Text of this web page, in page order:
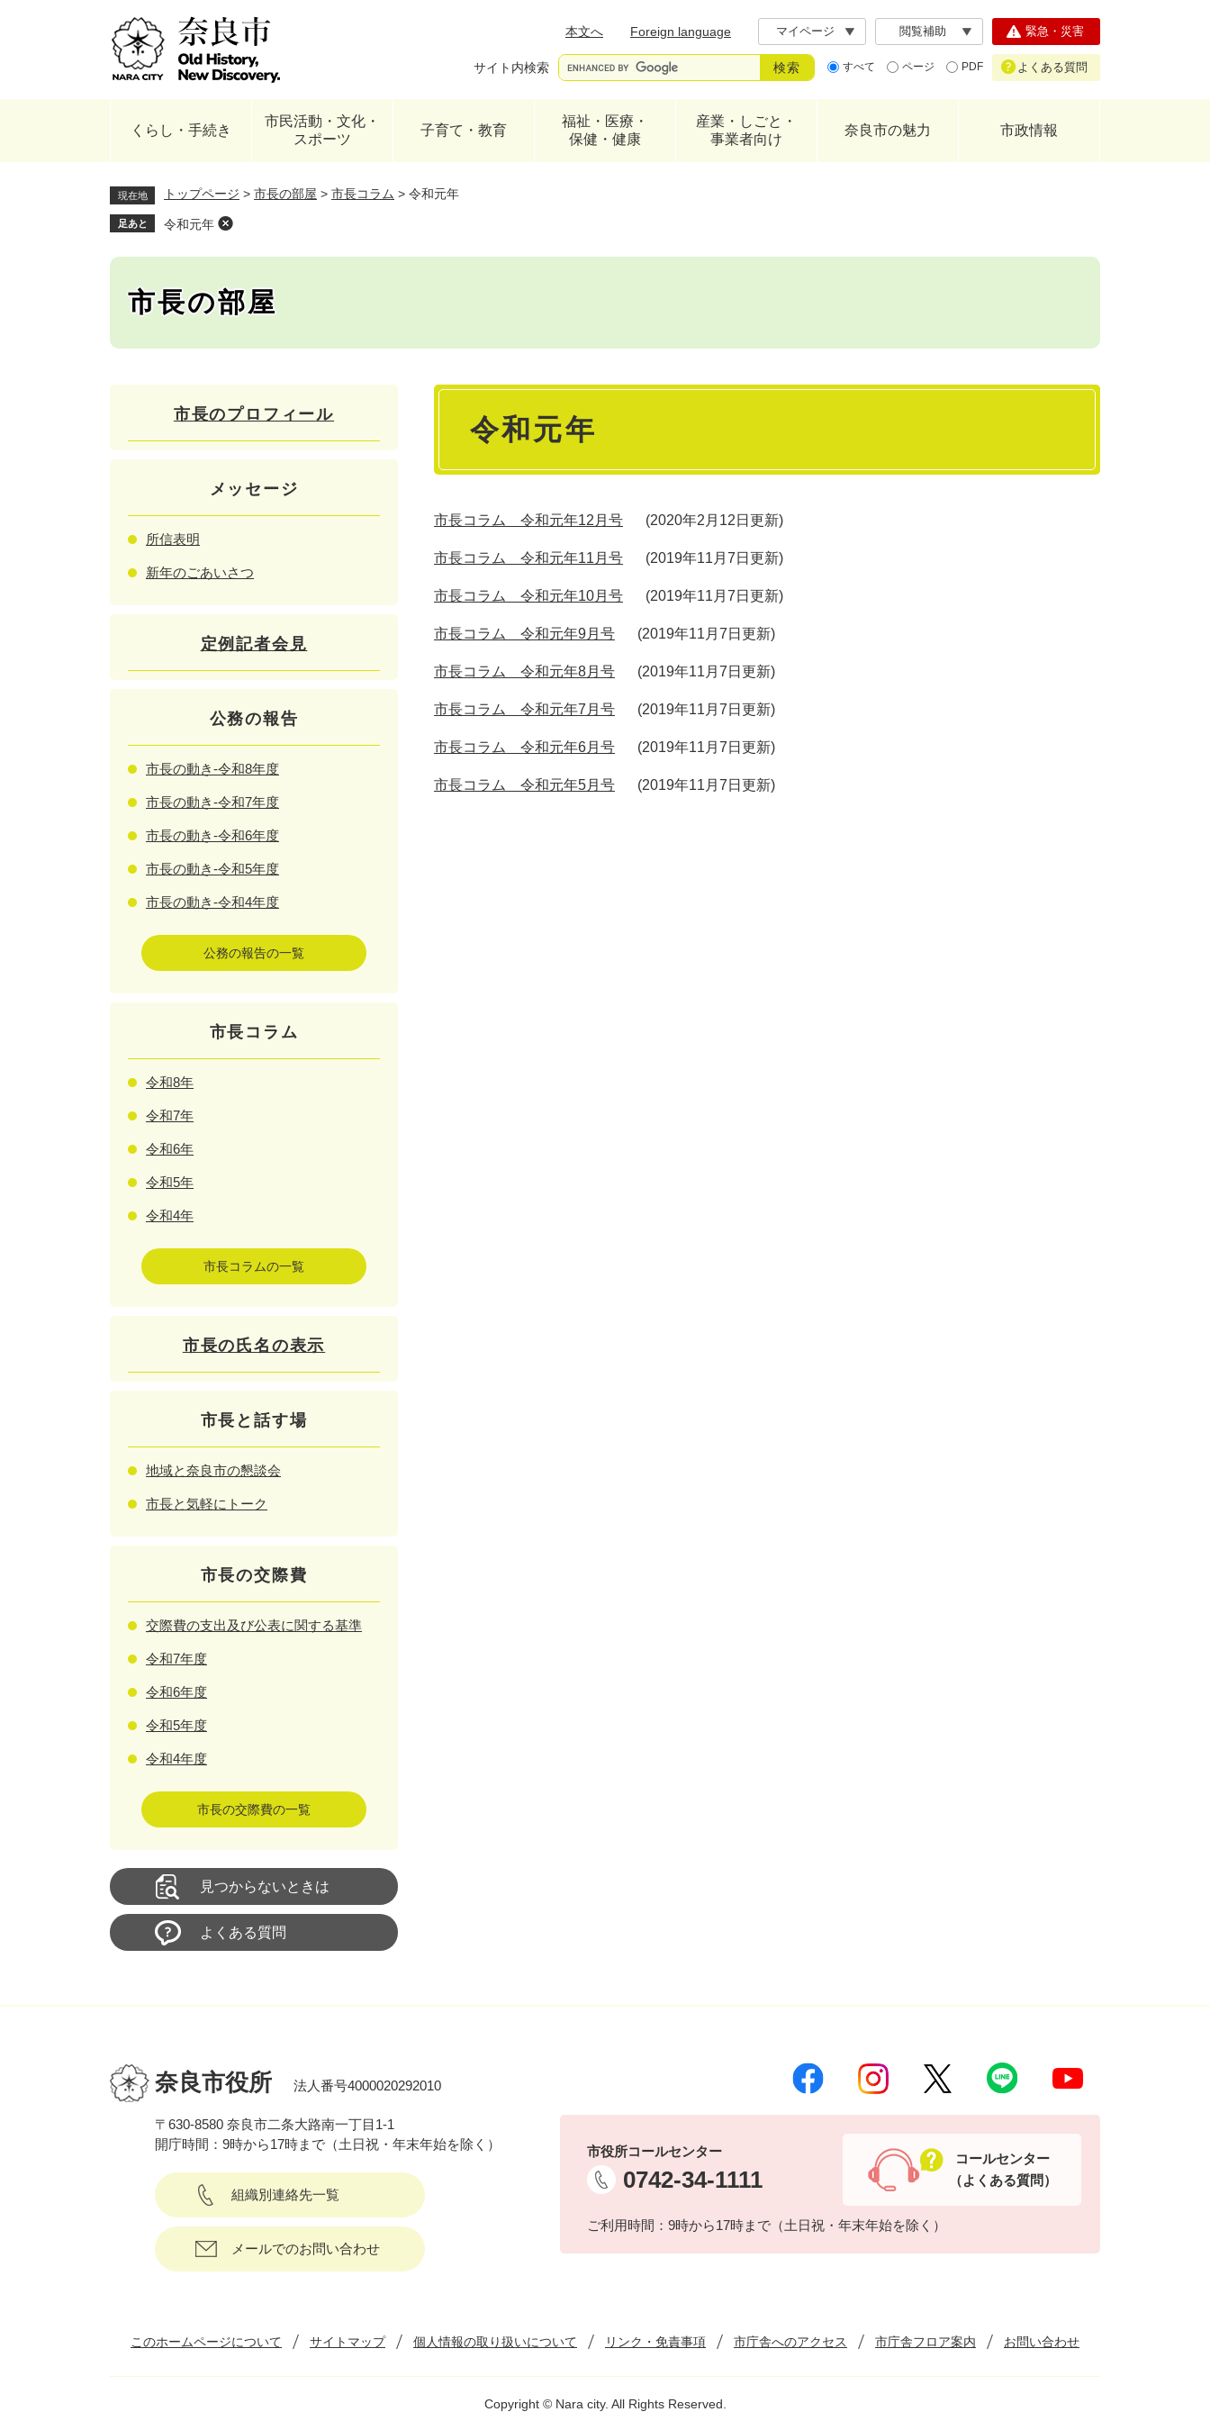
本文へ
Foreign language マイページ 閲覧補助
サイト内検索 すべて ページ PDF
緊急・災害
よくある質問
くらし・手続き
市民活動・文化・
スポーツ
子育て・教育
福祉・医療・
保健・健康
産業・しごと・
事業者向け
奈良市の魅力 市政情報
現在地 トップページ > 市長の部屋 > 市長コラム > 令和元年
足あと 令和元年
市長の部屋
本
令和元年
市長コラム 令和元年12月号 2020年2月12日更新
市長コラム 令和元年11月号 2019年11月7日更新
市長コラム 令和元年10月号 2019年11月7日更新
市長コラム 令和元年9月号 2019年11月7日更新
市長コラム 令和元年8月号 2019年11月7日更新
市長コラム 令和元年7月号 2019年11月7日更新
市長コラム 令和元年6月号 2019年11月7日更新
市長コラム 令和元年5月号 2019年11月7日更新
市長のプロフィール
メッセージ
所信表明
新年のごあいさつ
定例記者会見
公務の報告
市長の動き-令和8年度
市長の動き-令和7年度
市長の動き-令和6年度
市長の動き-令和5年度
市長の動き-令和4年度
公務の報告の一覧
市長コラム
令和8年
令和7年
令和6年
令和5年
令和4年
市長コラムの一覧
市長の氏名の表示
市長と話す場
地域と奈良市の懇談会
市長と気軽にトーク
市長の交際費
交際費の支出及び公表に関する基準
令和7年度
令和6年度
令和5年度
令和4年度
市長の交際費の一覧
見つからないときは
よくある質問
奈良市役所 法人番号4000020292010
〒630-8580 奈良市二条大路南一丁目1-1
開庁時間：9時から17時まで（土日祝・年末年始を除く）
組織別連絡先一覧
メールでのお問い合わせ
市役所コールセンター
0742-34-1111
ご利用時間：9時から17時まで（土日祝・年末年始を除く）
コールセンター
（よくある質問）
このホームページについて サイトマップ 個人情報の取り扱いについて リンク・免責事項 市庁舎へのアクセス 市庁舎フロア案内 お問い合わせ
Copyright © Nara city. All Rights Reserved.